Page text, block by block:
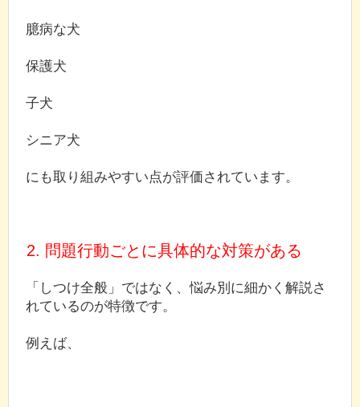
臆病な犬
保護犬
子犬
シニア犬
にも取り組みやすい点が評価されています。
2. 問題行動ごとに具体的な対策がある
「しつけ全般」ではなく、悩み別に細かく解説さ
れているのが特徴です。
例えば、